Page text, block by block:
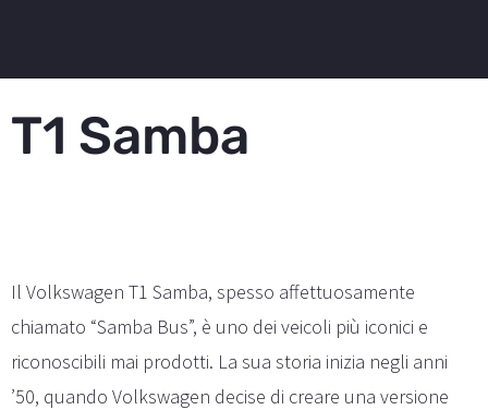
T1 Samba
Il Volkswagen T1 Samba, spesso affettuosamente
chiamato “Samba Bus”, è uno dei veicoli più iconici e
riconoscibili mai prodotti. La sua storia inizia negli anni
’50, quando Volkswagen decise di creare una versione